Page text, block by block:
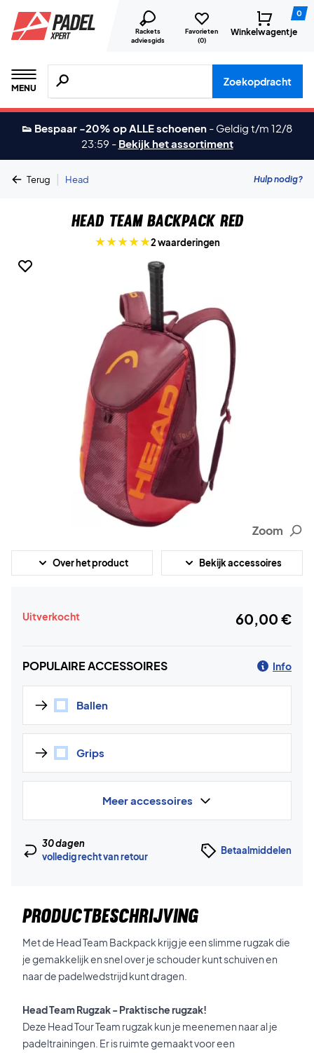
Rackets
adviesgids
Favorieten
(0)
0
Winkelwagentje
MENU
Zoeken naar producten, merken etc.
Zoekopdracht
👟 Bespaar -20% op ALLE schoenen - Geldig t/m 12/8
23:59 - Bekijk het assortiment
Terug | Head Hulp nodig?
Head Team Backpack Red
2 waarderingen
Zoom
Over het product Bekijk accessoires
Uitverkocht 60,00 €
POPULAIRE ACCESSOIRES Info
Ballen
Grips
Meer accessoires
30 dagen
volledig recht van retour
Betaalmiddelen
PRODUCTBESCHRIJVING
Met de Head Team Backpack krijg je een slimme rugzak die
je gemakkelijk en snel over je schouder kunt schuiven en
naar de padelwedstrijd kunt dragen.
Head Team Rugzak - Praktische rugzak!
Deze Head Tour Team rugzak kun je meenemen naar al je
padeltrainingen. Er is ruimte gemaakt voor een